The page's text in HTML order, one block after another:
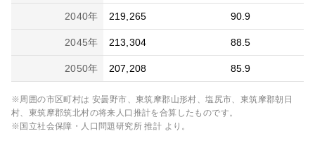
2040年 219,265 90.9
2045年 213,304 88.5
2050年 207,208 85.9
※周囲の市区町村は 安曇野市、東筑摩郡山形村、塩尻市、東筑摩郡朝日
村、東筑摩郡筑北村の将来人口推計を合算したものです。
※国立社会保障・人口問題研究所 推計 より。